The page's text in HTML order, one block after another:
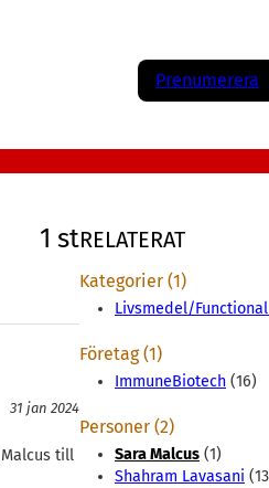
Prenumerera
1 st
31 jan 2024
till
RELATERAT
Kategorier (1)
Livsmedel/Functional
Företag (1)
ImmuneBiotech (16)
Personer (2)
Sara Malcus (1)
Shahram Lavasani